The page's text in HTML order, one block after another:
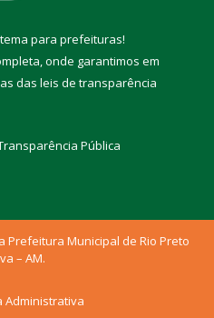
para prefeituras!
onde garantimos em
das leis de transparência
Pública
Municipal de Rio Preto
– AM.
Administrativa